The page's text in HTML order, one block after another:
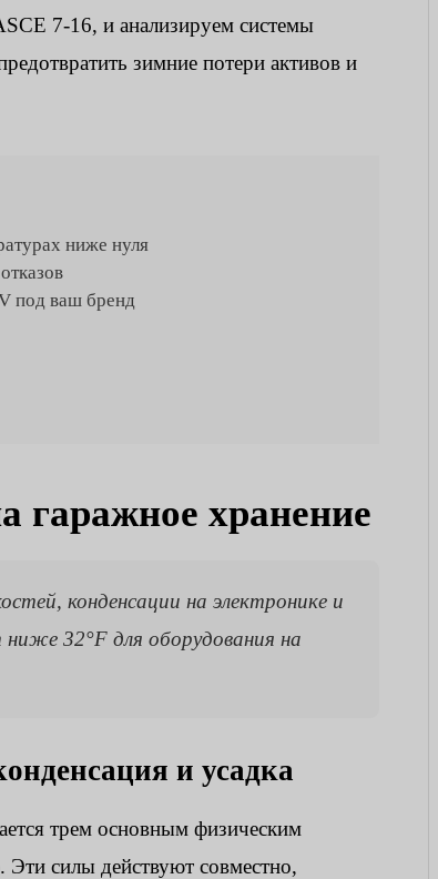
7-16, и анализируем системы
зимние потери активов и
ниже нуля
под ваш бренд
гаражное хранение
конденсации на электронике и
32°F для оборудования на
и усадка
трем основным физическим
силы действуют совместно,